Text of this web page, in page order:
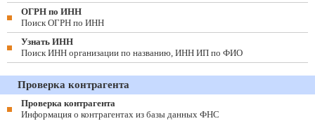
ОГРН по ИНН
Поиск ОГРН по ИНН
Узнать ИНН
Поиск ИНН организации по названию, ИНН ИП по ФИО
Проверка контрагента
Проверка контрагента
Информация о контрагентах из базы данных ФНС